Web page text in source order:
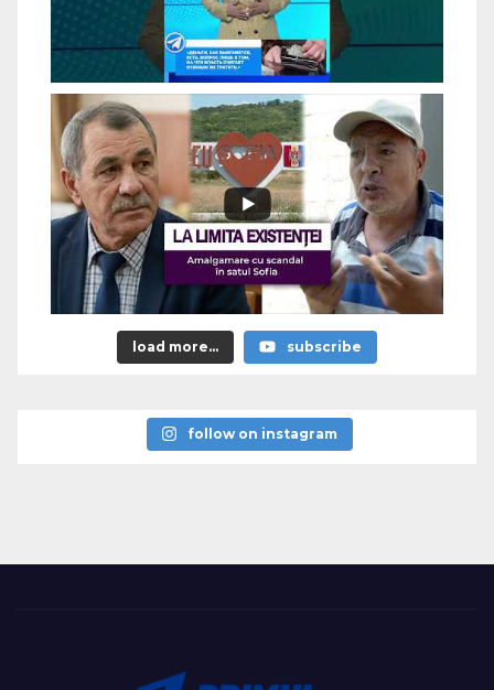
load more... subscribe
follow on instagram